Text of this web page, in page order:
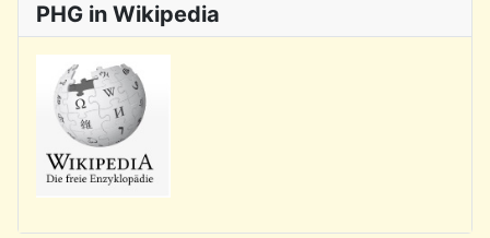
PHG in Wikipedia